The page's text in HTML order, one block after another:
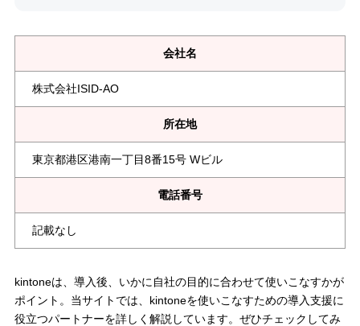
会社名
株式会社ISID-AO
所在地
東京都港区港南一丁目8番15号 Wビル
電話番号
記載なし
kintoneは、導入後、いかに自社の目的に合わせて使いこなすかが
ポイント。当サイトでは、kintoneを使いこなすための導入支援に
役立つパートナーを詳しく解説しています。ぜひチェックしてみ